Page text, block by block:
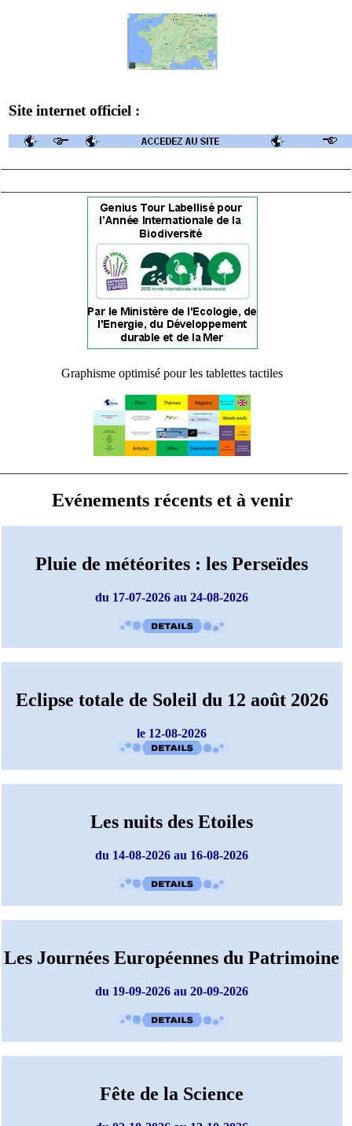
Site internet officiel :
Graphisme optimisé pour les tablettes tactiles
Evénements récents et à venir
Pluie de météorites : les Perseïdes
du 17-07-2026 au 24-08-2026
Eclipse totale de Soleil du 12 août 2026
le 12-08-2026
Les nuits des Etoiles
du 14-08-2026 au 16-08-2026
Les Journées Européennes du Patrimoine
du 19-09-2026 au 20-09-2026
Fête de la Science